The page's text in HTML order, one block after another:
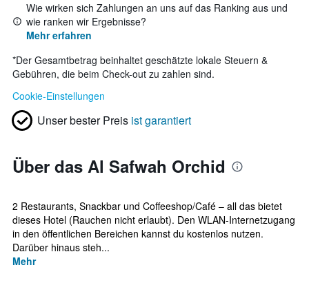
Wie wirken sich Zahlungen an uns auf das Ranking aus und
wie ranken wir Ergebnisse?
Mehr erfahren
*Der Gesamtbetrag beinhaltet geschätzte lokale Steuern &
Gebühren, die beim Check-out zu zahlen sind.
Cookie-Einstellungen
Unser bester Preis ist garantiert
Über das Al Safwah Orchid
2 Restaurants, Snackbar und Coffeeshop/Café – all das bietet
dieses Hotel (Rauchen nicht erlaubt). Den WLAN-Internetzugang
in den öffentlichen Bereichen kannst du kostenlos nutzen.
Darüber hinaus steh...
Mehr